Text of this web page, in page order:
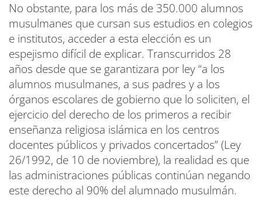
No obstante, para los más de 350.000 alumnos
musulmanes que cursan sus estudios en colegios
e institutos, acceder a esta elección es un
espejismo difícil de explicar. Transcurridos 28
años desde que se garantizara por ley “a los
alumnos musulmanes, a sus padres y a los
órganos escolares de gobierno que lo soliciten, el
ejercicio del derecho de los primeros a recibir
enseñanza religiosa islámica en los centros
docentes públicos y privados concertados” (Ley
26/1992, de 10 de noviembre), la realidad es que
las administraciones públicas continúan negando
este derecho al 90% del alumnado musulmán.